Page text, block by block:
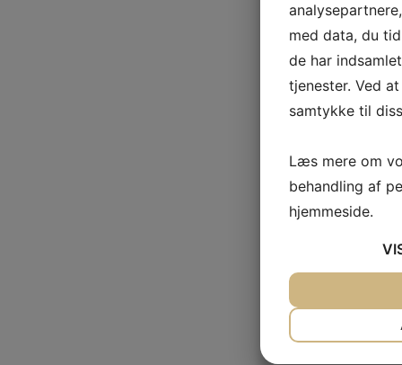
med data, du
de har
tjenester. Ved
samtykke til
Læs mere om
behandling af
hjemmeside.